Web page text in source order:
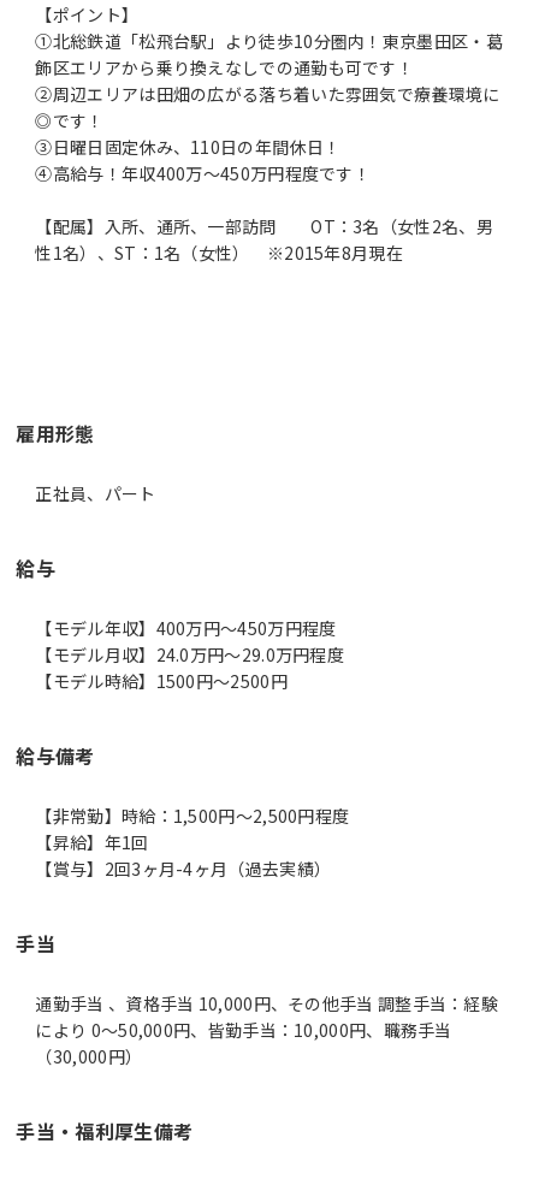
【ポイント】
①北総鉄道「松飛台駅」より徒歩10分圏内！東京墨田区・葛
飾区エリアから乗り換えなしでの通勤も可です！
②周辺エリアは田畑の広がる落ち着いた雰囲気で療養環境に
◎です！
③日曜日固定休み、110日の年間休日！
④高給与！年収400万～450万円程度です！
【配属】入所、通所、一部訪問 OT：3名（女性2名、男
性1名）、ST：1名（女性） ※2015年8月現在
雇用形態
正社員、パート
給与
【モデル年収】400万円〜450万円程度
【モデル月収】24.0万円〜29.0万円程度
【モデル時給】1500円〜2500円
給与備考
【非常勤】時給：1,500円～2,500円程度
【昇給】年1回
【賞与】2回3ヶ月-4ヶ月（過去実績）
手当
通勤手当 、資格手当 10,000円、その他手当 調整手当：経験
により 0～50,000円、皆勤手当：10,000円、職務手当
（30,000円）
手当・福利厚生備考